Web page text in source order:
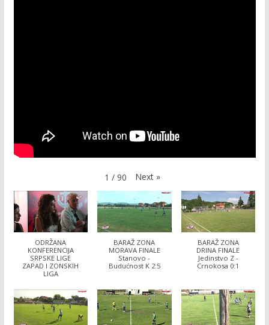
1 / 90 Next »
ODRŽANA
KONFERENCIJA
SRPSKE LIGE
ZAPAD I ZONSKIH
LIGA
BARAŽ ZONA
MORAVA FINALE
Stanovo -
Budućnost K 2:5
BARAŽ ZONA
DRINA FINALE
Jedinstvo Z -
Crnokosa 0:1